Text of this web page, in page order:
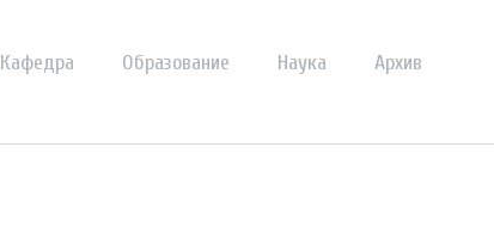
Кафедра Образование Наука Архив